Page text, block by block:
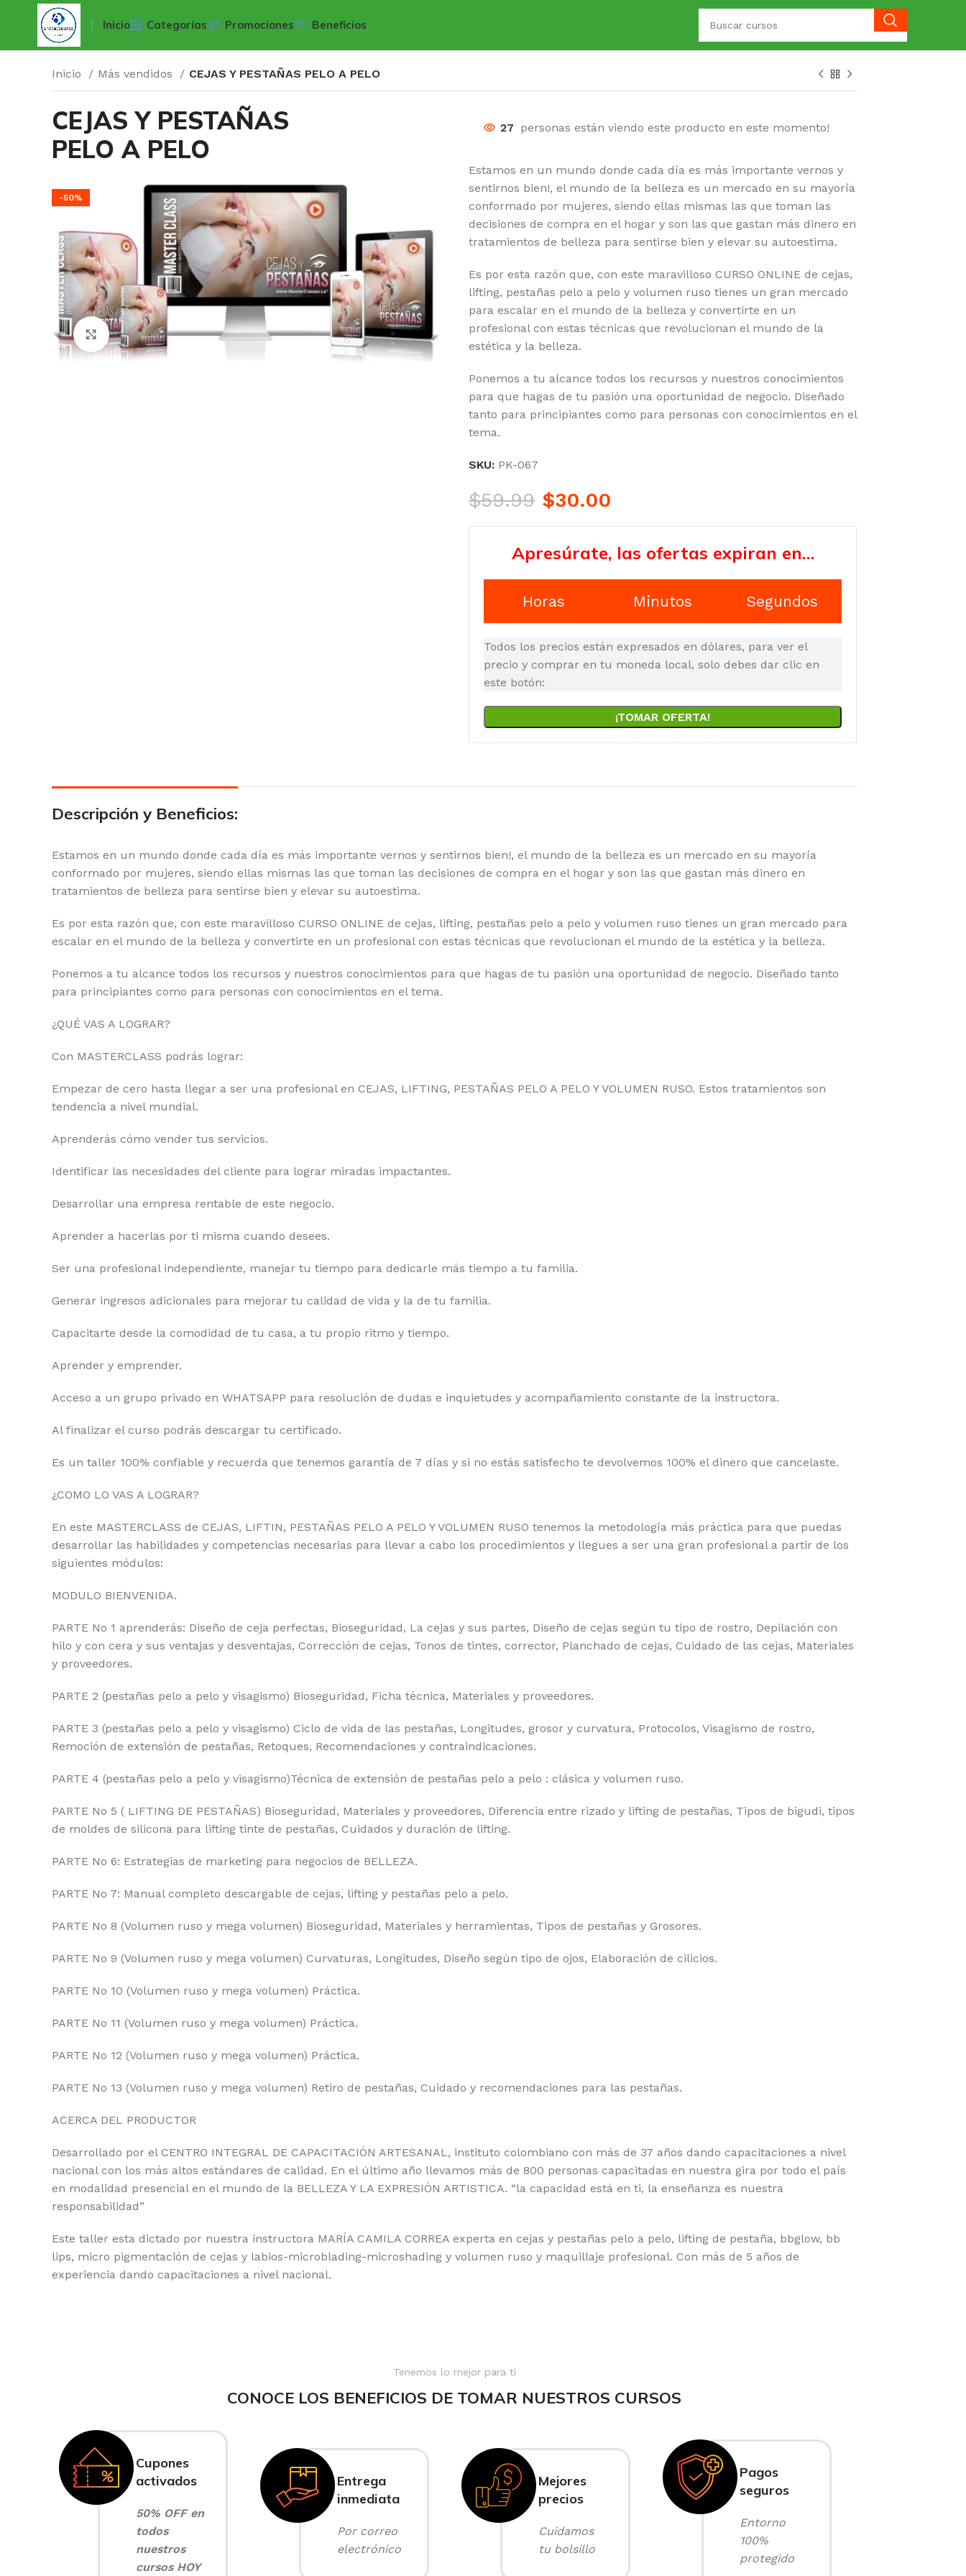
Inicio Categorías Promociones Beneficios
Inicio Más vendidos CEJAS Y PESTAÑAS PELO A PELO
CEJAS Y PESTAÑAS
PELO A PELO
-50%
Click para agrandar
27 personas están viendo este producto en este momento!
Estamos en un mundo donde cada día es más importante vernos y
sentirnos bien!, el mundo de la belleza es un mercado en su mayoría
conformado por mujeres, siendo ellas mismas las que toman las
decisiones de compra en el hogar y son las que gastan más dinero en
tratamientos de belleza para sentirse bien y elevar su autoestima.
Es por esta razón que, con este maravilloso CURSO ONLINE de cejas,
lifting, pestañas pelo a pelo y volumen ruso tienes un gran mercado
para escalar en el mundo de la belleza y convertirte en un
profesional con estas técnicas que revolucionan el mundo de la
estética y la belleza.
Ponemos a tu alcance todos los recursos y nuestros conocimientos
para que hagas de tu pasión una oportunidad de negocio. Diseñado
tanto para principiantes como para personas con conocimientos en el
tema.
SKU: PK-067
$59.99 $30.00
Apresúrate, las ofertas expiran en…
Horas Minutos Segundos
Todos los precios están expresados en dólares, para ver el
precio y comprar en tu moneda local, solo debes dar clic en
este botón:
¡TOMAR OFERTA!
Descripción y Beneficios:
Estamos en un mundo donde cada día es más importante vernos y sentirnos bien!, el mundo de la belleza es un mercado en su mayoría
conformado por mujeres, siendo ellas mismas las que toman las decisiones de compra en el hogar y son las que gastan más dinero en
tratamientos de belleza para sentirse bien y elevar su autoestima.
Es por esta razón que, con este maravilloso CURSO ONLINE de cejas, lifting, pestañas pelo a pelo y volumen ruso tienes un gran mercado para
escalar en el mundo de la belleza y convertirte en un profesional con estas técnicas que revolucionan el mundo de la estética y la belleza.
Ponemos a tu alcance todos los recursos y nuestros conocimientos para que hagas de tu pasión una oportunidad de negocio. Diseñado tanto
para principiantes como para personas con conocimientos en el tema.
¿QUÉ VAS A LOGRAR?
Con MASTERCLASS podrás lograr:
Empezar de cero hasta llegar a ser una profesional en CEJAS, LIFTING, PESTAÑAS PELO A PELO Y VOLUMEN RUSO. Estos tratamientos son
tendencia a nivel mundial.
Aprenderás cómo vender tus servicios.
Identificar las necesidades del cliente para lograr miradas impactantes.
Desarrollar una empresa rentable de este negocio.
Aprender a hacerlas por ti misma cuando desees.
Ser una profesional independiente, manejar tu tiempo para dedicarle más tiempo a tu familia.
Generar ingresos adicionales para mejorar tu calidad de vida y la de tu familia.
Capacitarte desde la comodidad de tu casa, a tu propio ritmo y tiempo.
Aprender y emprender.
Acceso a un grupo privado en WHATSAPP para resolución de dudas e inquietudes y acompañamiento constante de la instructora.
Al finalizar el curso podrás descargar tu certificado.
Es un taller 100% confiable y recuerda que tenemos garantía de 7 días y si no estás satisfecho te devolvemos 100% el dinero que cancelaste.
¿COMO LO VAS A LOGRAR?
En este MASTERCLASS de CEJAS, LIFTIN, PESTAÑAS PELO A PELO Y VOLUMEN RUSO tenemos la metodología más práctica para que puedas
desarrollar las habilidades y competencias necesarias para llevar a cabo los procedimientos y llegues a ser una gran profesional a partir de los
siguientes módulos:
MODULO BIENVENIDA.
PARTE No 1 aprenderás: Diseño de ceja perfectas, Bioseguridad, La cejas y sus partes, Diseño de cejas según tu tipo de rostro, Depilación con
hilo y con cera y sus ventajas y desventajas, Corrección de cejas, Tonos de tintes, corrector, Planchado de cejas, Cuidado de las cejas, Materiales
y proveedores.
PARTE 2 (pestañas pelo a pelo y visagismo) Bioseguridad, Ficha técnica, Materiales y proveedores.
PARTE 3 (pestañas pelo a pelo y visagismo) Ciclo de vida de las pestañas, Longitudes, grosor y curvatura, Protocolos, Visagismo de rostro,
Remoción de extensión de pestañas, Retoques, Recomendaciones y contraindicaciones.
PARTE 4 (pestañas pelo a pelo y visagismo)Técnica de extensión de pestañas pelo a pelo : clásica y volumen ruso.
PARTE No 5 ( LIFTING DE PESTAÑAS) Bioseguridad, Materiales y proveedores, Diferencia entre rizado y lifting de pestañas, Tipos de bigudi, tipos
de moldes de silicona para lifting tinte de pestañas, Cuidados y duración de lifting.
PARTE No 6: Estrategias de marketing para negocios de BELLEZA.
PARTE No 7: Manual completo descargable de cejas, lifting y pestañas pelo a pelo.
PARTE No 8 (Volumen ruso y mega volumen) Bioseguridad, Materiales y herramientas, Tipos de pestañas y Grosores.
PARTE No 9 (Volumen ruso y mega volumen) Curvaturas, Longitudes, Diseño según tipo de ojos, Elaboración de cilicios.
PARTE No 10 (Volumen ruso y mega volumen) Práctica.
PARTE No 11 (Volumen ruso y mega volumen) Práctica.
PARTE No 12 (Volumen ruso y mega volumen) Práctica.
PARTE No 13 (Volumen ruso y mega volumen) Retiro de pestañas, Cuidado y recomendaciones para las pestañas.
ACERCA DEL PRODUCTOR
Desarrollado por el CENTRO INTEGRAL DE CAPACITACIÓN ARTESANAL, instituto colombiano con más de 37 años dando capacitaciones a nivel
nacional con los más altos estándares de calidad. En el último año llevamos más de 800 personas capacitadas en nuestra gira por todo el país
en modalidad presencial en el mundo de la BELLEZA Y LA EXPRESIÓN ARTISTICA. “la capacidad está en ti, la enseñanza es nuestra
responsabilidad”
Este taller esta dictado por nuestra instructora MARÍA CAMILA CORREA experta en cejas y pestañas pelo a pelo, lifting de pestaña, bbglow, bb
lips, micro pigmentación de cejas y labios-microblading-microshading y volumen ruso y maquillaje profesional. Con más de 5 años de
experiencia dando capacitaciones a nivel nacional.
Tenemos lo mejor para ti
CONOCE LOS BENEFICIOS DE TOMAR NUESTROS CURSOS
Cupones
activados
50% OFF en
todos
nuestros
cursos HOY
Entrega
inmediata
Por correo
electrónico
Mejores
precios
Cuidamos
tu bolsillo
Pagos
seguros
Entorno
100%
protegido